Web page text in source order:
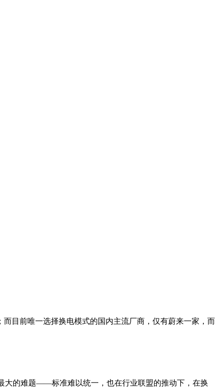
目前唯一选择换电模式的国内主流厂商，仅有蔚来一家，而
大的难题——标准难以统一，也在行业联盟的推动下，在换